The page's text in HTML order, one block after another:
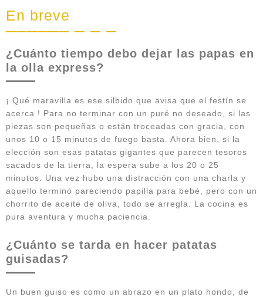
En breve
¿Cuánto tiempo debo dejar las papas en
la olla express?
¡ Qué maravilla es ese silbido que avisa que el festín se
acerca ! Para no terminar con un puré no deseado, si las
piezas son pequeñas o están troceadas con gracia, con
unos 10 o 15 minutos de fuego basta. Ahora bien, si la
elección son esas patatas gigantes que parecen tesoros
sacados de la tierra, la espera sube a los 20 o 25
minutos. Una vez hubo una distracción con una charla y
aquello terminó pareciendo papilla para bebé, pero con un
chorrito de aceite de oliva, todo se arregla. La cocina es
pura aventura y mucha paciencia.
¿Cuánto se tarda en hacer patatas
guisadas?
Un buen guiso es como un abrazo en un plato hondo, de